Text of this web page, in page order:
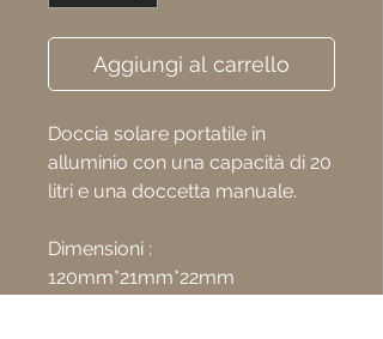
Aggiungi al carrello
Doccia solare portatile in
alluminio con una capacità di 20
litri e una doccetta manuale.
Dimensioni :
120mm*21mm*22mm